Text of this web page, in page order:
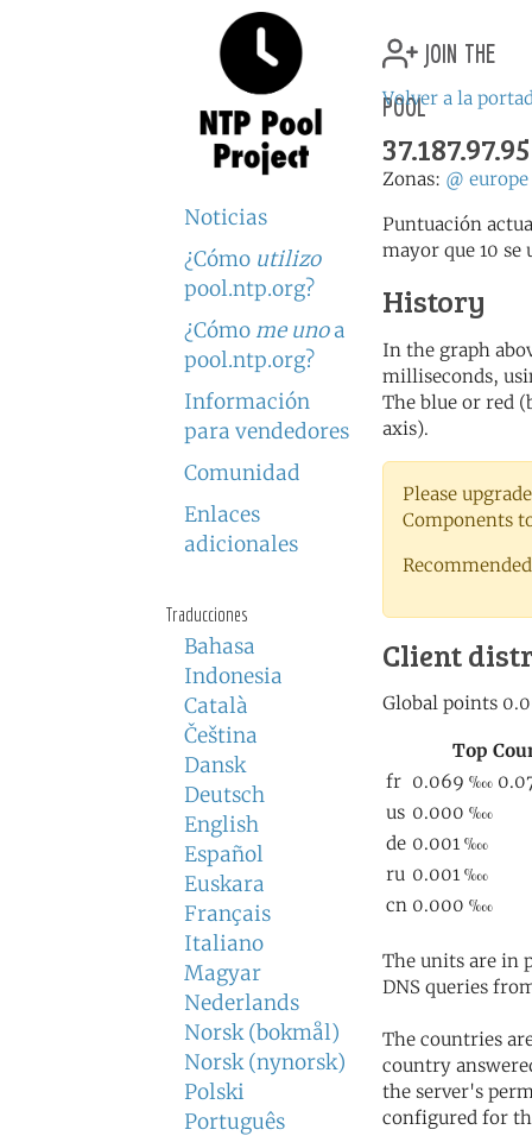
Noticias
¿Cómo utilizo
pool.ntp.org?
¿Cómo me unoa
pool.ntp.org?
Información
para vendedores
Comunidad
Enlaces
adicionales
Traducciones
Bahasa
Indonesia
Català
Čeština
Dansk
Deutsch
English
Español
Euskara
Français
Italiano
Magyar
Nederlands
Norsk (bokmål)
Norsk (nynorsk)
Polski
Português
join the
pool
Volver a la
37.187.97.95
Zonas: @ europe
Puntuación
mayor que 10 se
History
In the graph
milliseconds,
The blue or red
axis).
Please
Components
Client
The units are in
DNS queries
The countries
country
the server's
configured for